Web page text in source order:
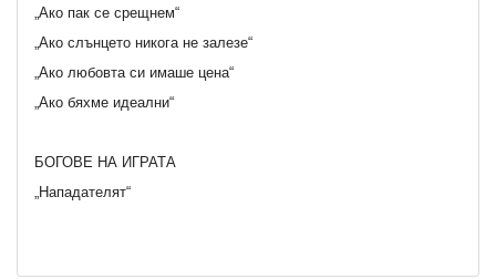
„Ако пак се срещнем“
„Ако слънцето никога не залезе“
„Ако любовта си имаше цена“
„Ако бяхме идеални“
БОГОВЕ НА ИГРАТА
„Нападателят“